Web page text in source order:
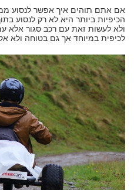
אם אתם תוהים איך אפשר לנסוע
הכיפיות ביותר היא לא רק לנסוע
ולא לעשות זאת עם רכב סגור אלא
לכיפית במיוחד אך גם בטוחה ולא